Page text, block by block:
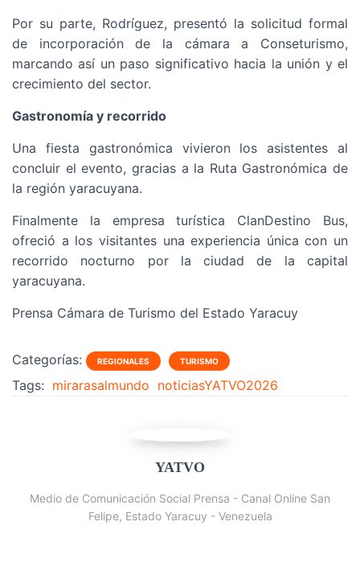
Por su parte, Rodríguez, presentó la solicitud formal
de incorporación de la cámara a Conseturismo,
marcando así un paso significativo hacia la unión y el
crecimiento del sector.
Gastronomía y recorrido
Una fiesta gastronómica vivieron los asistentes al
concluir el evento, gracias a la Ruta Gastronómica de
la región yaracuyana.
Finalmente la empresa turística ClanDestino Bus,
ofreció a los visitantes una experiencia única con un
recorrido nocturno por la ciudad de la capital
yaracuyana.
Prensa Cámara de Turismo del Estado Yaracuy
Categorías: REGIONALES TURISMO
Tags: mirarasalmundo noticiasYATVO2026
YATVO
Medio de Comunicación Social Prensa - Canal Online San
Felipe, Estado Yaracuy - Venezuela